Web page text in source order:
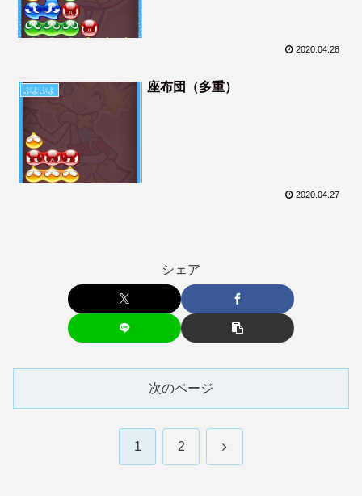
2020.04.28
ぷよぷよ 座布団（多重）
2020.04.27
シェア
次のページ
1 2 次